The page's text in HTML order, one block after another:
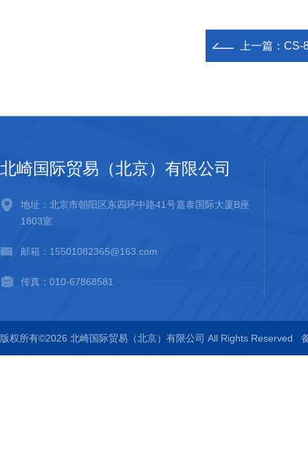
上一篇： CS-
北崎国际贸易（北京）有限公司
地址：北京市朝阳区东四环中路41号嘉泰国际大厦B座
1803室
邮箱：15501082365@163.com
传真：010-67868581
版权所有©2026 北崎国际贸易（北京）有限公司 All Rights Reserved